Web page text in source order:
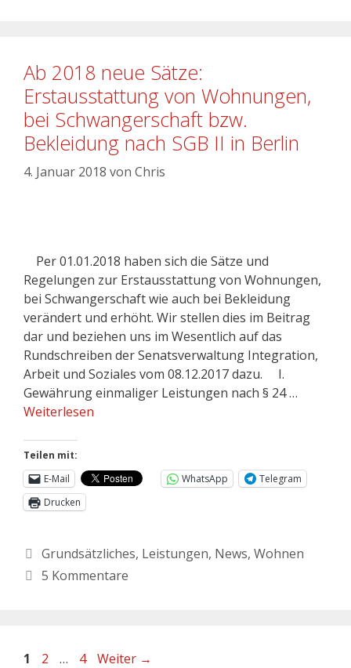
Ab 2018 neue Sätze:
Erstausstattung von Wohnungen,
bei Schwangerschaft bzw.
Bekleidung nach SGB II in Berlin
4. Januar 2018 von Chris
Per 01.01.2018 haben sich die Sätze und
Regelungen zur Erstausstattung von Wohnungen,
bei Schwangerschaft wie auch bei Bekleidung
verändert und erhöht. Wir stellen dies im Beitrag
dar und beziehen uns im Wesentlich auf das
Rundschreiben der Senatsverwaltung Integration,
Arbeit und Soziales vom 08.12.2017 dazu. I.
Gewährung einmaliger Leistungen nach § 24 …
Weiterlesen
Teilen mit:
E-Mail
WhatsApp
Telegram
Drucken
Grundsätzliches, Leistungen, News, Wohnen
5 Kommentare
1 2 … 4 Weiter →